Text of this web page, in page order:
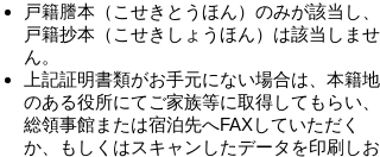
戸籍謄本（こせきとうほん）のみが該当し、
戸籍抄本（こせきしょうほん）は該当しませ
ん。
上記証明書類がお手元にない場合は、本籍地
のある役所にてご家族等に取得してもらい、
総領事館または宿泊先へFAXしていただく
か、もしくはスキャンしたデータを印刷しお